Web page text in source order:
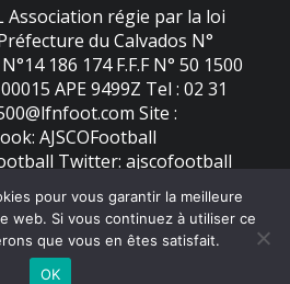
Association régie par la loi
du Calvados N°
186 174 F.F.F N° 50 1500
APE 9499Z Tel : 02 31
Site :
AJSCOFootball
Twitter: ajscofootball
| Site internet réalisé par
pour vous garantir la meilleure
web. Si vous continuez à utiliser ce
que vous en êtes satisfait.
OK